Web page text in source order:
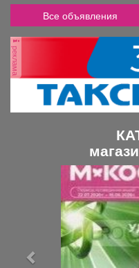
Все объявления
реклама